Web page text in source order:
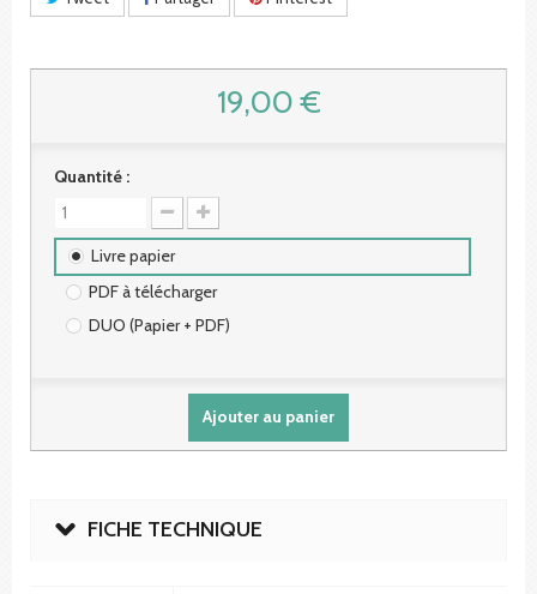
19,00 €
Quantité :
Livre papier
PDF à télécharger
DUO (Papier + PDF)
Ajouter au panier
FICHE TECHNIQUE